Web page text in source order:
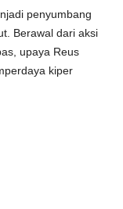
penyumbang
Berawal dari aksi
upaya Reus
kiper